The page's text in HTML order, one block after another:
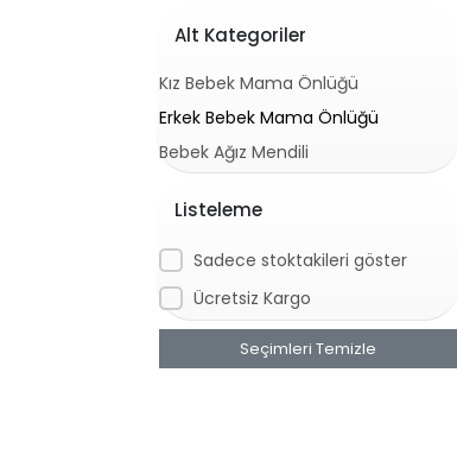
Alt Kategoriler
Kız Bebek Mama Önlüğü
Erkek Bebek Mama Önlüğü
Bebek Ağız Mendili
Listeleme
Sadece stoktakileri göster
Ücretsiz Kargo
Seçimleri Temizle